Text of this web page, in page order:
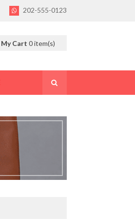
202-555-0123
My Cart 0item(s)